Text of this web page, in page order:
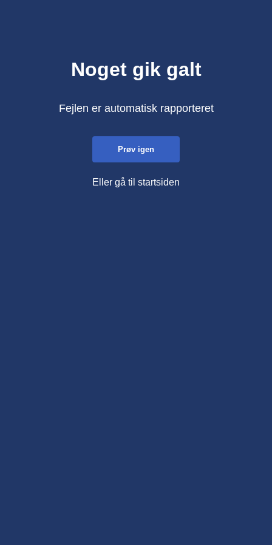
Noget gik galt
Fejlen er automatisk rapporteret
Prøv igen
Eller gå til startsiden